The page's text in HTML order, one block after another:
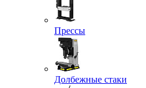
Прессы
Долбежные стаки